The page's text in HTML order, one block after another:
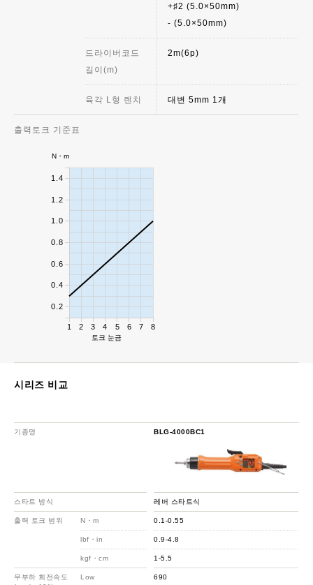
드라이버코드
길이(m)
육각 L형 렌치
출력토크 기준표
+♯2 (5.0×50mm)
- (5.0×50mm)
2m(6p)
대변 5mm 1개
1 2 3 4 5 6 7 8
토크 눈금
0.2
0.4
0.6
0.8
1.0
1.2
1.4
N・m
시리즈 비교
기종명
스타트 방식
출력 토크 범위 N・m
lbf・in
kgf・cm
무부하 회전속도
Low
BLG-4000BC1
레버 스타트식
0.1-0.55
0.9-4.8
1-5.5
690